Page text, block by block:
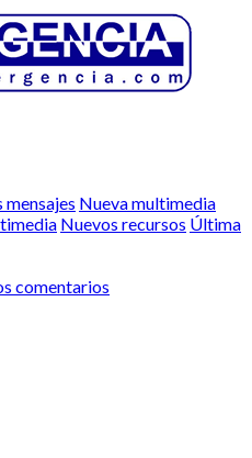
mensajes Nueva multimedia
Nuevos recursos Última
comentarios